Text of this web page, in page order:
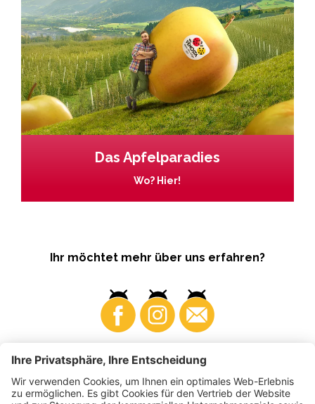
Das Apfelparadies
Wo? Hier!
Ihr möchtet mehr über uns erfahren?
Business Produzenten